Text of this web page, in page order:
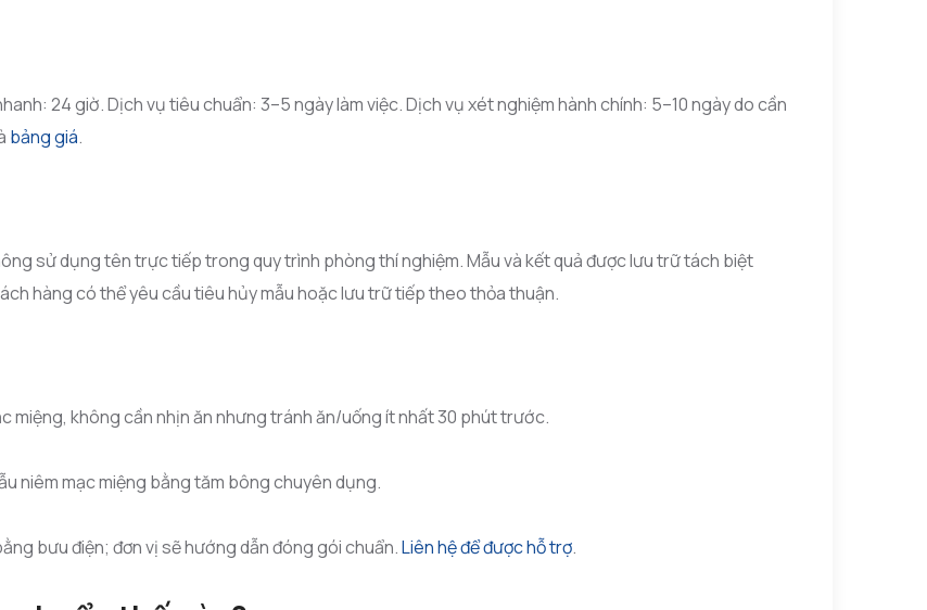
24 giờ. Dịch vụ tiêu chuẩn: 3–5 ngày làm việc. Dịch vụ xét nghiệm hành chính: 5–10 ngày do cần
bảng giá.
sử dụng tên trực tiếp trong quy trình phòng thí nghiệm. Mẫu và kết quả được lưu trữ tách biệt
hàng có thể yêu cầu tiêu hủy mẫu hoặc lưu trữ tiếp theo thỏa thuận.
miệng, không cần nhịn ăn nhưng tránh ăn/uống ít nhất 30 phút trước.
niêm mạc miệng bằng tăm bông chuyên dụng.
bưu điện; đơn vị sẽ hướng dẫn đóng gói chuẩn.Liên hệ để được hỗ trợ.